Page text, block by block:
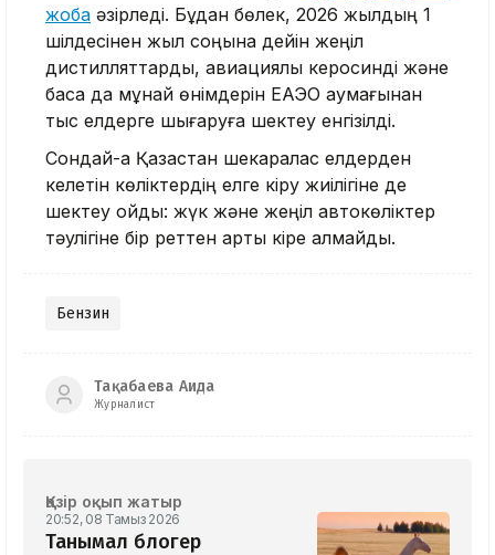
жоба әзірледі. Бұдан бөлек, 2026 жылдың 1
шілдесінен жыл соңына дейін жеңіл
дистилляттарды, авиациялық керосинді және
басқа да мұнай өнімдерін ЕАЭО аумағынан
тыс елдерге шығаруға шектеу енгізілді.
Сондай-ақ Қазақстан шекаралас елдерден
келетін көліктердің елге кіру жиілігіне де
шектеу қойды: жүк және жеңіл автокөліктер
тәулігіне бір реттен артық кіре алмайды.
Бензин
Тақабаева Аида
Журналист
Қазір оқып жатыр
20:52, 08 Тамыз 2026
Танымал блогер